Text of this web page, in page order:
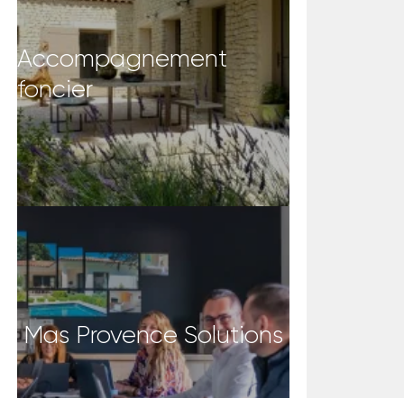
Accompagnement
foncier
Mas Provence Solutions